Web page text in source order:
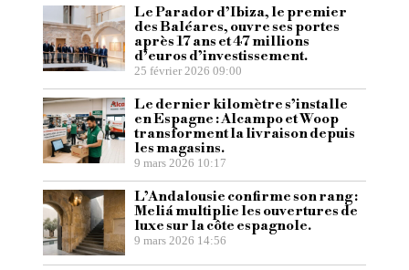
Le Parador d’Ibiza, le premier
des Baléares, ouvre ses portes
après 17 ans et 47 millions
d’euros d’investissement.
25 février 2026 09:00
Le dernier kilomètre s’installe
en Espagne : Alcampo et Woop
transforment la livraison depuis
les magasins.
9 mars 2026 10:17
L’Andalousie confirme son rang :
Meliá multiplie les ouvertures de
luxe sur la côte espagnole.
9 mars 2026 14:56